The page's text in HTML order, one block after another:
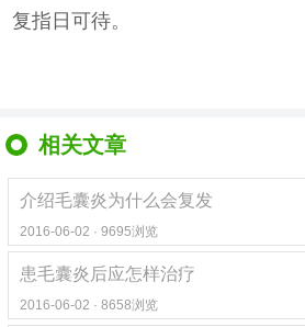
复指日可待。
相关文章
介绍毛囊炎为什么会复发
2016-06-02 · 9695浏览
患毛囊炎后应怎样治疗
2016-06-02 · 8658浏览